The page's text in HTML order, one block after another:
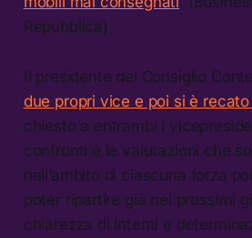
Repubblica)
Il presidente del Consiglio Conte
due propri vice e poi si è
chiesto a entrambi i
confronti e le valutazioni che
nell’ambito di ciascuna forza
poter ripartire già nei prossimi
chiarezza di intenti e